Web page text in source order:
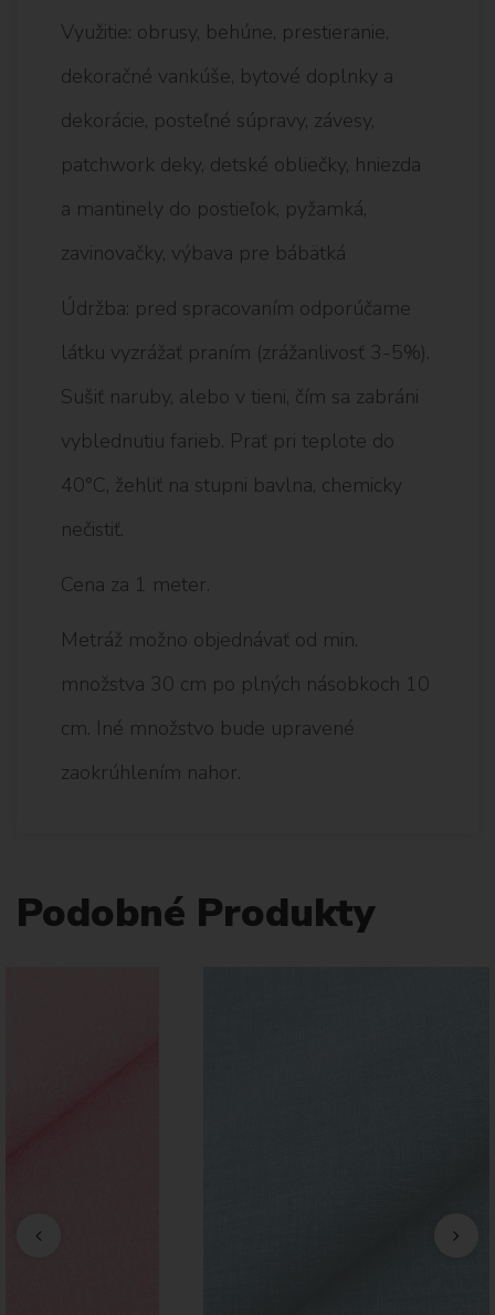
Využitie: obrusy, behúne, prestieranie,
dekoračné vankúše, bytové doplnky a
dekorácie, posteľné súpravy, závesy,
patchwork deky, detské obliečky, hniezda
a mantinely do postieľok, pyžamká,
zavinovačky, výbava pre bábätká
Údržba: pred spracovaním odporúčame
látku vyzrážať praním (zrážanlivosť 3-5%).
Sušiť naruby, alebo v tieni, čím sa zabráni
vyblednutiu farieb. Prať pri teplote do
40°C, žehliť na stupni bavlna, chemicky
nečistiť.
Cena za 1 meter.
Metráž možno objednávať od min.
množstva 30 cm po plných násobkoch 10
cm. Iné množstvo bude upravené
zaokrúhlením nahor.
Podobné Produkty